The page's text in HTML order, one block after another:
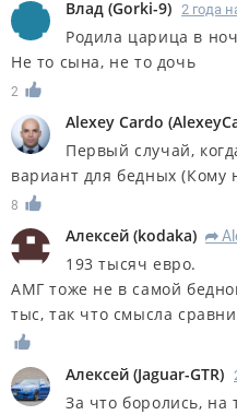
Влад (Gorki-9) 2 года
Родила царица в
Не то сына, не то дочь
2
Alexey Cardo (
Первый случай,
вариант для бедных (Кому
8
Алексей (kodaka) R
193 тысяч евро.
АМГ тоже не в самой
тыс, так что смысла
Алексей (Jaguar-GTR)
За что боролись, на